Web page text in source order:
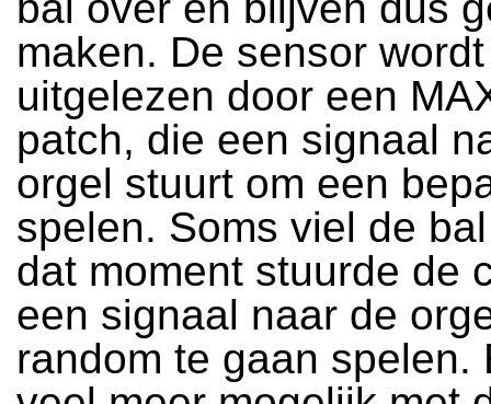
maken. De sensor
uitgelezen door een
patch, die een signaal
orgel stuurt om een
spelen. Soms viel de
dat moment stuurde de
een signaal naar de
random te gaan spelen.